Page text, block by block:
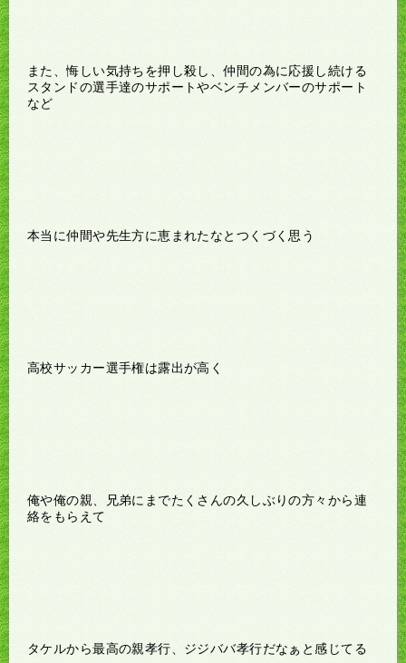
また、悔しい気持ちを押し殺し、仲間の為に応援し続ける
スタンドの選手達のサポートやベンチメンバーのサポート
など
本当に仲間や先生方に恵まれたなとつくづく思う
高校サッカー選手権は露出が高く
俺や俺の親、兄弟にまでたくさんの久しぶりの方々から連
絡をもらえて
タケルから最高の親孝行、ジジババ孝行だなぁと感じてる